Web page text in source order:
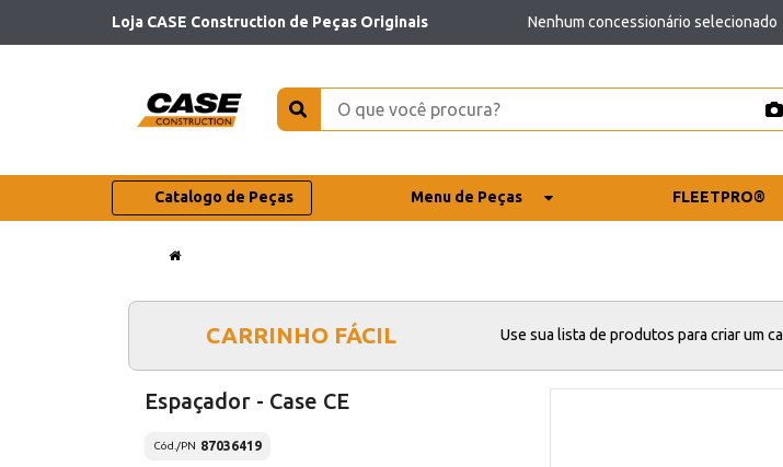
Loja CASE Construction de Peças Originais Nenhum concessionário selecionado
Catalogo de Peças Menu de Peças FLEETPRO®
CARRINHO FÁCIL Use sua lista de produtos para criar um
Espaçador - Case CE
Cód./PN 87036419